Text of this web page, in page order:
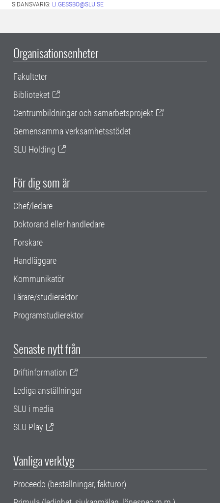
SIDANSVARIG: LI.GESSBO@SLU.SE
Organisationsenheter
Fakulteter
Biblioteket
Centrumbildningar och samarbetsprojekt
Gemensamma verksamhetsstödet
SLU Holding
För dig som är
Chef/ledare
Doktorand eller handledare
Forskare
Handläggare
Kommunikatör
Lärare/studierektor
Programstudierektor
Senaste nytt från
Driftinformation
Lediga anställningar
SLU i media
SLU Play
Vanliga verktyg
Proceedo (beställningar, fakturor)